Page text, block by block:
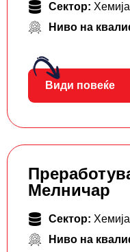
Сектор:
Ниво на
Види повеќе
Мелничар
Сектор:
Ниво на